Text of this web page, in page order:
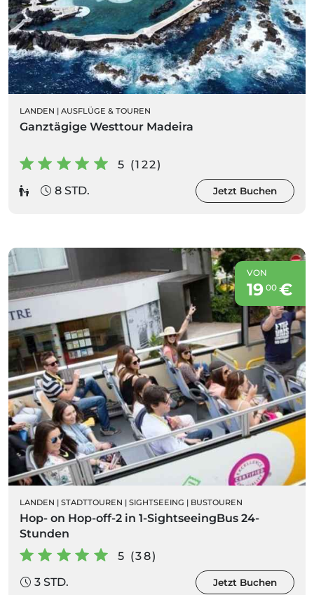
LANDEN | AUSFLÜGE & TOUREN
Ganztägige Westtour Madeira
5 (122)
8 STD.
Jetzt Buchen
VON
19 00€
LANDEN | STADTTOUREN | SIGHTSEEING | BUSTOUREN
Hop- on Hop-off-2 in 1-SightseeingBus 24-
Stunden
5 (38)
3 STD.
Jetzt Buchen